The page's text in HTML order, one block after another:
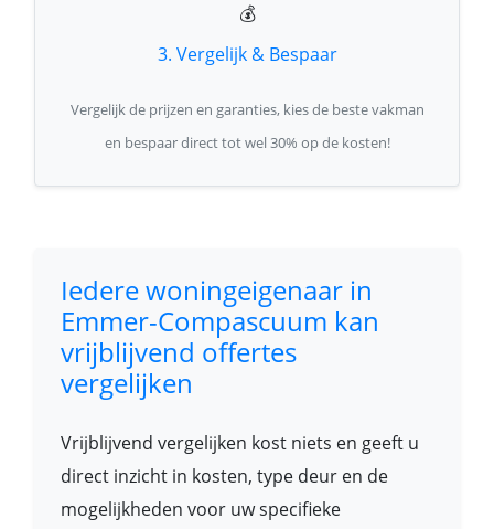
💰
3. Vergelijk & Bespaar
Vergelijk de prijzen en garanties, kies de beste vakman
en bespaar direct tot wel 30% op de kosten!
Iedere woningeigenaar in
Emmer-Compascuum kan
vrijblijvend offertes
vergelijken
Vrijblijvend vergelijken kost niets en geeft u
direct inzicht in kosten, type deur en de
mogelijkheden voor uw specifieke